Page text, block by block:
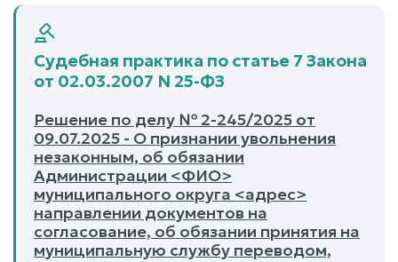
Судебная практика по статье 7 Закона
от 02.03.2007 N 25-ФЗ
Решение по делу № 2-245/2025 от
09.07.2025 - О признании увольнения
незаконным, об обязании
Администрации <ФИО>
муниципального округа <адрес>
направлении документов на
согласование, об обязании принятия на
муниципальную службу переводом,